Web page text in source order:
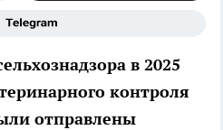
в 2025
контроля
отправлены